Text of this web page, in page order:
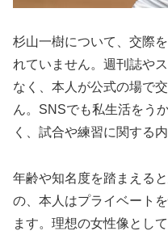
杉山一樹について、交際
れていません。週刊誌や
なく、本人が公式の場で
ん。SNSでも私生活をう
く、試合や練習に関する
年齢や知名度を踏まえる
の、本人はプライベート
ます。理想の女性像とし